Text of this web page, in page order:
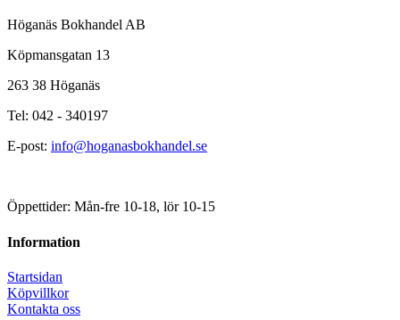
Höganäs Bokhandel AB
Köpmansgatan 13
263 38 Höganäs
Tel: 042 - 340197
E-post: info@hoganasbokhandel.se
Öppettider: Mån-fre 10-18, lör 10-15
Information
Startsidan
Köpvillkor
Kontakta oss